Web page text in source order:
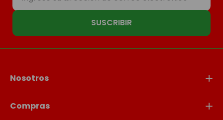
SUSCRIBIR
Nosotros
Compras